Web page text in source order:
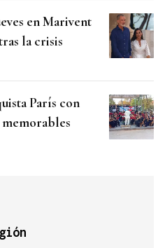
en Marivent
la crisis
París con
memorables